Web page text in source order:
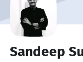
Sandeep